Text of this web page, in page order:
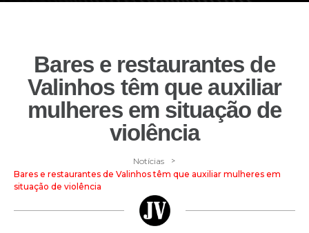
Bares e restaurantes de
Valinhos têm que auxiliar
mulheres em situação de
violência
Notícias >
Bares e restaurantes de Valinhos têm que auxiliar mulheres em
situação de violência